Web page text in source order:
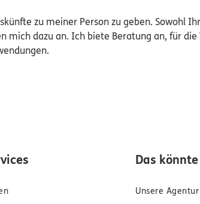
zu meiner Person zu geben. Sowohl
mich dazu an. Ich biete Beratung an, für
Das
Unsere Agentur